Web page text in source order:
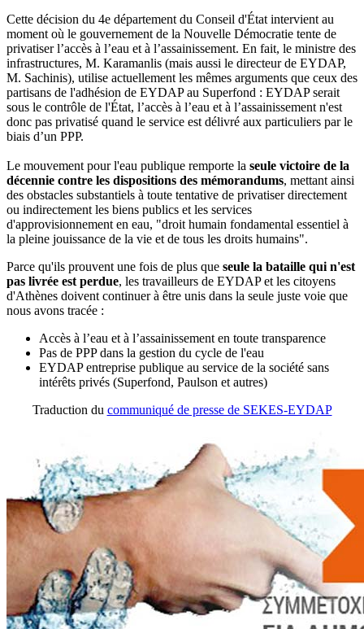
Cette décision du 4e département du Conseil d'État intervient au
moment où le gouvernement de la Nouvelle Démocratie tente de
privatiser l’accès à l’eau et à l’assainissement. En fait, le ministre des
infrastructures, M. Karamanlis (mais aussi le directeur de EYDAP,
M. Sachinis), utilise actuellement les mêmes arguments que ceux des
partisans de l'adhésion de EYDAP au Superfond : EYDAP serait
sous le contrôle de l'État, l’accès à l’eau et à l’assainissement n'est
donc pas privatisé quand le service est délivré aux particuliers par le
biais d’un PPP.
Le mouvement pour l'eau publique remporte la seule victoire de la
décennie contre les dispositions des mémorandums, mettant ainsi
des obstacles substantiels à toute tentative de privatiser directement
ou indirectement les biens publics et les services
d'approvisionnement en eau, "droit humain fondamental essentiel à
la pleine jouissance de la vie et de tous les droits humains".
Parce qu'ils prouvent une fois de plus que seule la bataille qui n'est
pas livrée est perdue, les travailleurs de EYDAP et les citoyens
d'Athènes doivent continuer à être unis dans la seule juste voie que
nous avons tracée :
Accès à l’eau et à l’assainissement en toute transparence
Pas de PPP dans la gestion du cycle de l'eau
EYDAP entreprise publique au service de la société sans
intérêts privés (Superfond, Paulson et autres)
Traduction du communiqué de presse de SEKES-EYDAP